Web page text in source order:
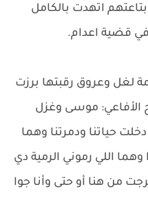
بتاعتهم اتهدت بالكامل
قضية اعدام.
لغل وعروق رقبتها برزت
موسى وغزل
حياتنا ودمرتنا وهما
اللي رموني الرمية دي
من هنا أو حتى وأنا جوا